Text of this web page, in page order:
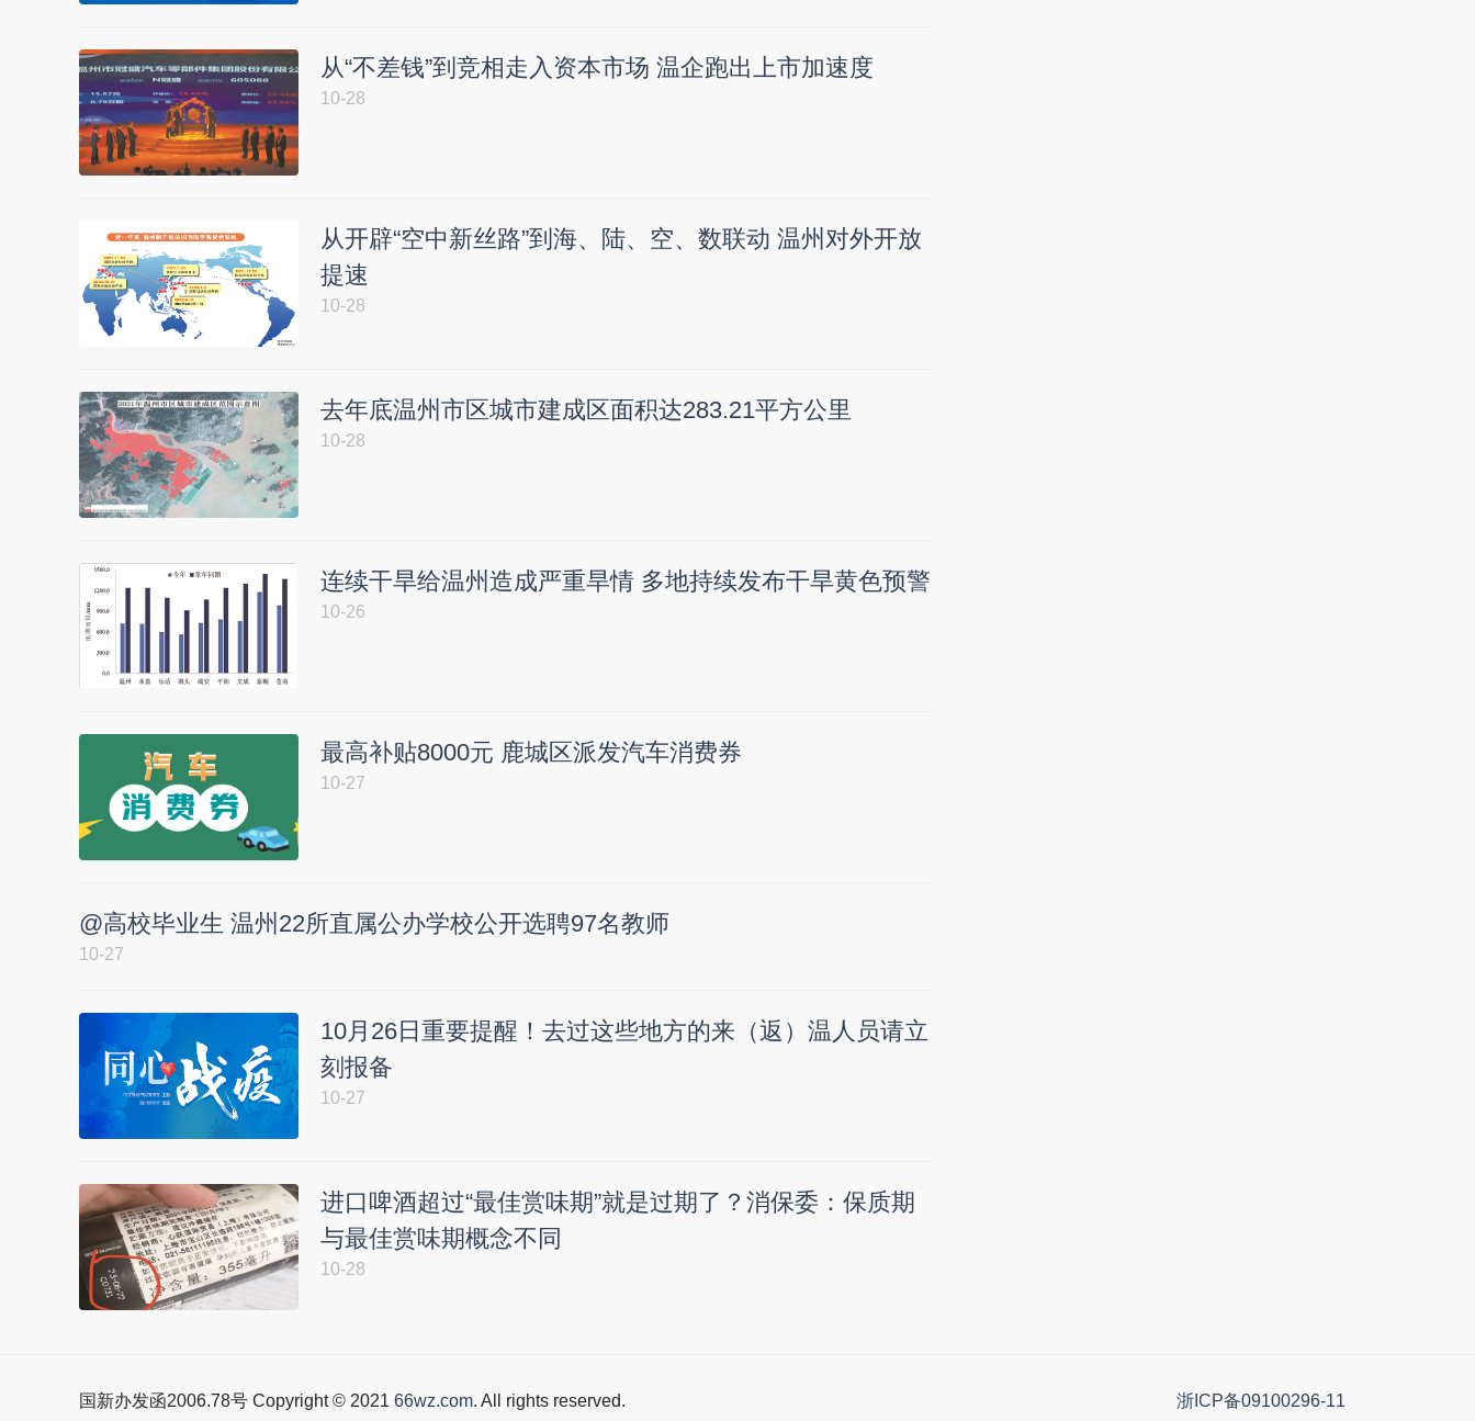
从“不差钱”到竞相走入资本市场 温企跑出上市加速度
10-28
从开辟“空中新丝路”到海、陆、空、数联动 温州对外开放
提速
10-28
去年底温州市区城市建成区面积达283.21平方公里
10-28
连续干旱给温州造成严重旱情 多地持续发布干旱黄色预警
10-26
最高补贴8000元 鹿城区派发汽车消费券
10-27
@高校毕业生 温州22所直属公办学校公开选聘97名教师
10-27
10月26日重要提醒！去过这些地方的来（返）温人员请立
刻报备
10-27
进口啤酒超过“最佳赏味期”就是过期了？消保委：保质期
与最佳赏味期概念不同
10-28
国新办发函2006.78号 Copyright © 2021 66wz.com. All rights reserved. 浙ICP备09100296-11